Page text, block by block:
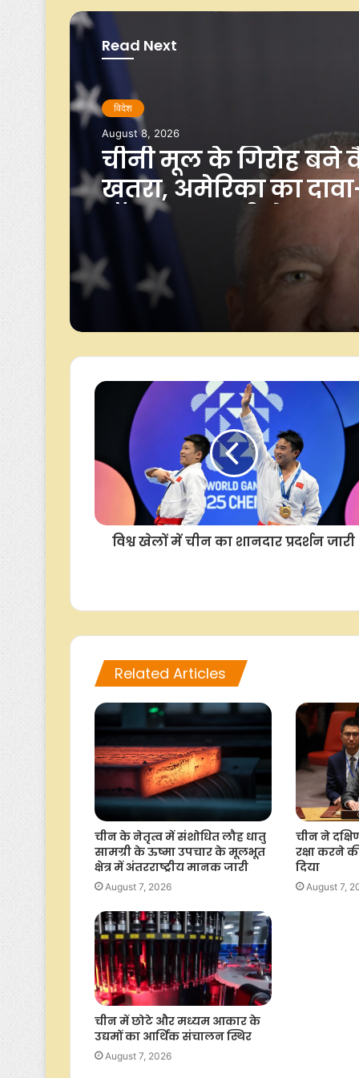
k
p
k
Read Next
विदेश
August 8, 2026
चीनी मूल के गिरोह बने
खतरा, अमेरिका का दावा-
ऑनलाइन ठगी से 12.5
डॉलर का नुकसान
विदेश
August 8, 2026
अमेरिका के यूटा में
आग बुझाते समय
हुआ क्रैश, दो लोग लापता
विश्व खेलों में चीन का शानदार प्रदर्शन जारी
Related Articles
चीन के नेतृत्व में संशोधित लौह धातु
सामग्री के ऊष्मा उपचार के मूलभूत
क्षेत्र में अंतरराष्ट्रीय मानक जारी
August 7, 2026
चीन ने
रक्षा करने
दिया
August 7,
चीन में छोटे और मध्यम आकार के
उद्यमों का आर्थिक संचालन स्थिर
August 7, 2026